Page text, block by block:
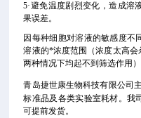
5·避免温度剧烈变化，造成溶
果误差。
因每种细胞对溶液的敏感度不
溶液的*浓度范围（浓度太高
两种情况下均起不到筛选作用）
青岛捷世康生物科技有限公司
标准品及各类实验室耗材。我
可提前发货。